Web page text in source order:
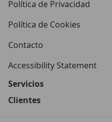
Política de Privacidad
Política de Cookies
Contacto
Accessibility Statement
Servicios
Clientes